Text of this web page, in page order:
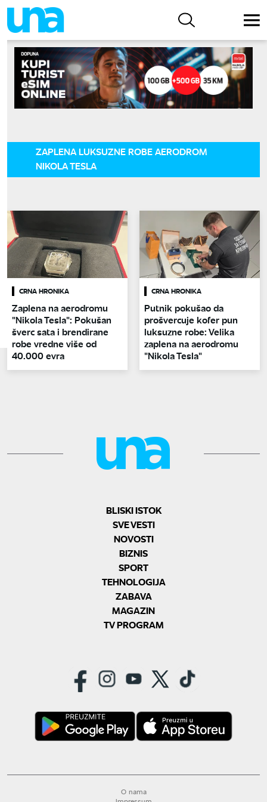
ZAPLENA LUKSUZNE ROBE AERODROM
NIKOLA TESLA
CRNA HRONIKA
Zaplena na aerodromu
"Nikola Tesla": Pokušan
šverc sata i brendirane
robe vredne više od
40.000 evra
CRNA HRONIKA
Putnik pokušao da
prošvercuje kofer pun
luksuzne robe: Velika
zaplena na aerodromu
"Nikola Tesla"
BLISKI ISTOK
SVE VESTI
NOVOSTI
BIZNIS
SPORT
TEHNOLOGIJA
ZABAVA
MAGAZIN
TV PROGRAM
O nama